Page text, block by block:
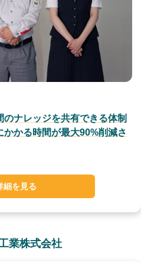
ナレッジを共有できる体制
かる時間が最大90%削減さ
細を見る
業株式会社